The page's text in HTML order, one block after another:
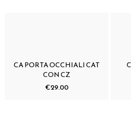
CA PORTA OCCHIALI CAT
CON CZ
€29.00